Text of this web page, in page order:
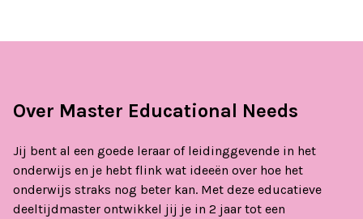
Over Master Educational Needs
Jij bent al een goede leraar of leidinggevende in het
onderwijs en je hebt flink wat ideeën over hoe het
onderwijs straks nog beter kan. Met deze educatieve
deeltijdmaster ontwikkel jij je in 2 jaar tot een